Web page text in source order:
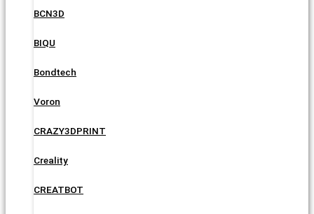
BCN3D
BIQU
Bondtech
Voron
CRAZY3DPRINT
Creality
CREATBOT